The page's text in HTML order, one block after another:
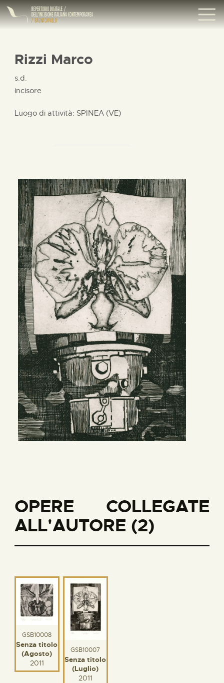
Rizzi Marco
s.d.
incisore
Luogo di attività: SPINEA (VE)
OPERE COLLEGATE
ALL'AUTORE (2)
GSB10008
Senza titolo
(Agosto)
2011
GSB10007
Senza titolo
(Luglio)
2011